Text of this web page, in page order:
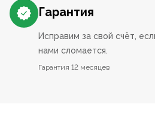
Гарантия
Исправим за свой счёт,
нами сломается.
Гарантия 12 месяцев